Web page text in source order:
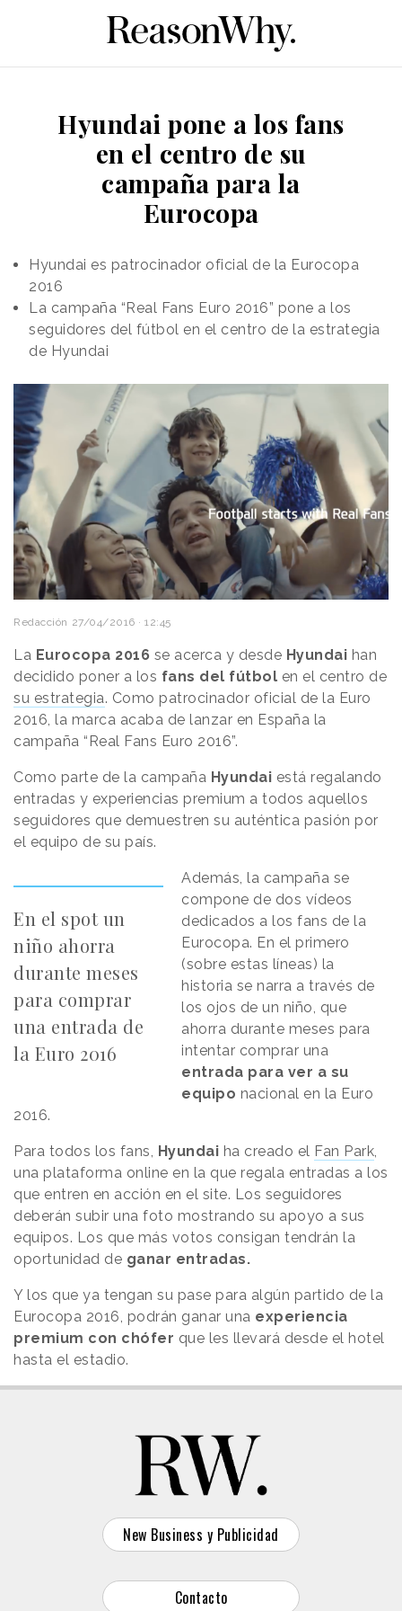
Hyundai pone a los fans
en el centro de su
campaña para la
Eurocopa
Hyundai es patrocinador oficial de la Eurocopa
2016
La campaña “Real Fans Euro 2016” pone a los
seguidores del fútbol en el centro de la estrategia
de Hyundai
Redacción 27/04/2016 · 12:45
La Eurocopa 2016 se acerca y desde Hyundai han
decidido poner a los fans del fútbol en el centro de
su estrategia. Como patrocinador oficial de la Euro
2016, la marca acaba de lanzar en España la
campaña “Real Fans Euro 2016”.
Como parte de la campaña Hyundai está regalando
entradas y experiencias premium a todos aquellos
seguidores que demuestren su auténtica pasión por
el equipo de su país.
En el spot un
niño ahorra
durante meses
para comprar
una entrada de
la Euro 2016
Además, la campaña se
compone de dos vídeos
dedicados a los fans de la
Eurocopa. En el primero
(sobre estas líneas) la
historia se narra a través de
los ojos de un niño, que
ahorra durante meses para
intentar comprar una
entrada para ver a su
equipo nacional en la Euro
2016.
Para todos los fans, Hyundai ha creado el Fan Park,
una plataforma online en la que regala entradas a los
que entren en acción en el site. Los seguidores
deberán subir una foto mostrando su apoyo a sus
equipos. Los que más votos consigan tendrán la
oportunidad de ganar entradas.
Y los que ya tengan su pase para algún partido de la
Eurocopa 2016, podrán ganar una experiencia
premium con chófer que les llevará desde el hotel
hasta el estadio.
New Business y Publicidad
Contacto